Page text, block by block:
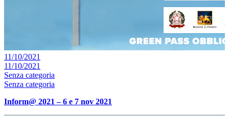
11/10/2021
11/10/2021
Senza categoria
Senza categoria
Inform@ 2021 – 6 e 7 nov 2021